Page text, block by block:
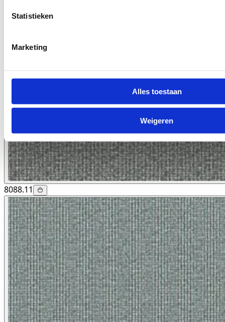
Statistieken
Marketing
Alles toestaan
Weigeren
8088.11